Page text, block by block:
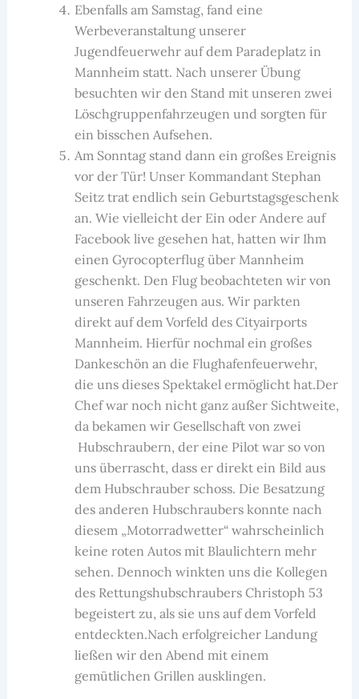
Ebenfalls am Samstag, fand eine
Werbeveranstaltung unserer
Jugendfeuerwehr auf dem Paradeplatz in
Mannheim statt. Nach unserer Übung
besuchten wir den Stand mit unseren zwei
Löschgruppenfahrzeugen und sorgten für
ein bisschen Aufsehen.
Am Sonntag stand dann ein großes Ereignis
vor der Tür! Unser Kommandant Stephan
Seitz trat endlich sein Geburtstagsgeschenk
an. Wie vielleicht der Ein oder Andere auf
Facebook live gesehen hat, hatten wir Ihm
einen Gyrocopterflug über Mannheim
geschenkt. Den Flug beobachteten wir von
unseren Fahrzeugen aus. Wir parkten
direkt auf dem Vorfeld des Cityairports
Mannheim. Hierfür nochmal ein großes
Dankeschön an die Flughafenfeuerwehr,
die uns dieses Spektakel ermöglicht hat.Der
Chef war noch nicht ganz außer Sichtweite,
da bekamen wir Gesellschaft von zwei
Hubschraubern, der eine Pilot war so von
uns überrascht, dass er direkt ein Bild aus
dem Hubschrauber schoss. Die Besatzung
des anderen Hubschraubers konnte nach
diesem „Motorradwetter“ wahrscheinlich
keine roten Autos mit Blaulichtern mehr
sehen. Dennoch winkten uns die Kollegen
des Rettungshubschraubers Christoph 53
begeistert zu, als sie uns auf dem Vorfeld
entdeckten.Nach erfolgreicher Landung
ließen wir den Abend mit einem
gemütlichen Grillen ausklingen.